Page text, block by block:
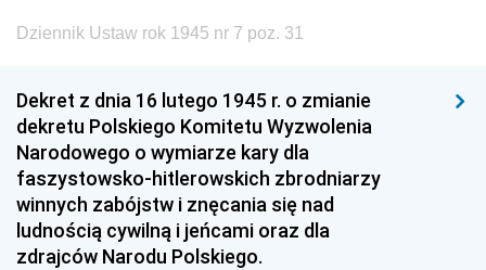
Dziennik Ustaw rok 1945 nr 7 poz. 31
Dekret z dnia 16 lutego 1945 r. o zmianie
dekretu Polskiego Komitetu Wyzwolenia
Narodowego o wymiarze kary dla
faszystowsko-hitlerowskich zbrodniarzy
winnych zabójstw i znęcania się nad
ludnością cywilną i jeńcami oraz dla
zdrajców Narodu Polskiego.